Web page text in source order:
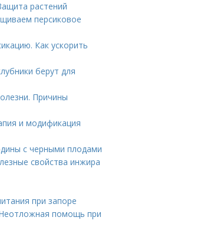
растений
персиковое
Как ускорить
берут для
Причины
и модификация
с черными плодами
свойства инжира
при запоре
помощь при